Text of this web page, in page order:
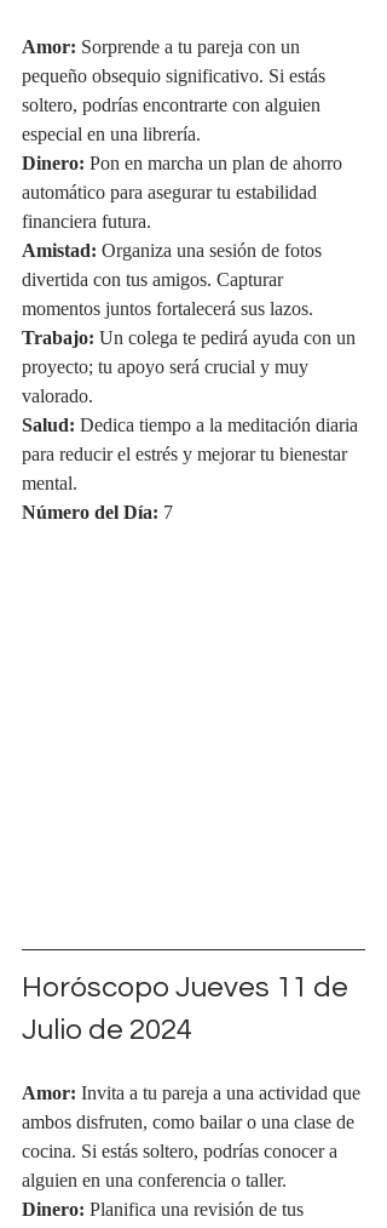
Amor: Sorprende a tu pareja con un
pequeño obsequio significativo. Si estás
soltero, podrías encontrarte con alguien
especial en una librería.
Dinero: Pon en marcha un plan de ahorro
automático para asegurar tu estabilidad
financiera futura.
Amistad: Organiza una sesión de fotos
divertida con tus amigos. Capturar
momentos juntos fortalecerá sus lazos.
Trabajo: Un colega te pedirá ayuda con un
proyecto; tu apoyo será crucial y muy
valorado.
Salud: Dedica tiempo a la meditación diaria
para reducir el estrés y mejorar tu bienestar
mental.
Número del Día: 7
Horóscopo Jueves 11 de
Julio de 2024
Amor: Invita a tu pareja a una actividad que
ambos disfruten, como bailar o una clase de
cocina. Si estás soltero, podrías conocer a
alguien en una conferencia o taller.
Dinero: Planifica una revisión de tus